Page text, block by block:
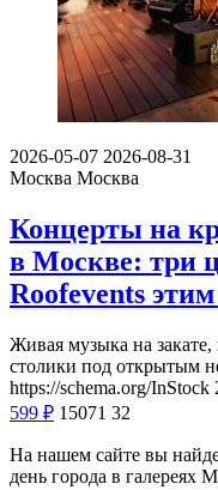
2026-05-07 2026-08-31
Москва Москва
Концерты на
в Москве: три
Roofevents
Живая музыка на
столики под открытым
https://schema.org/InStock
599 ₽ 15071 32
На нашем сайте вы
день города в галереях